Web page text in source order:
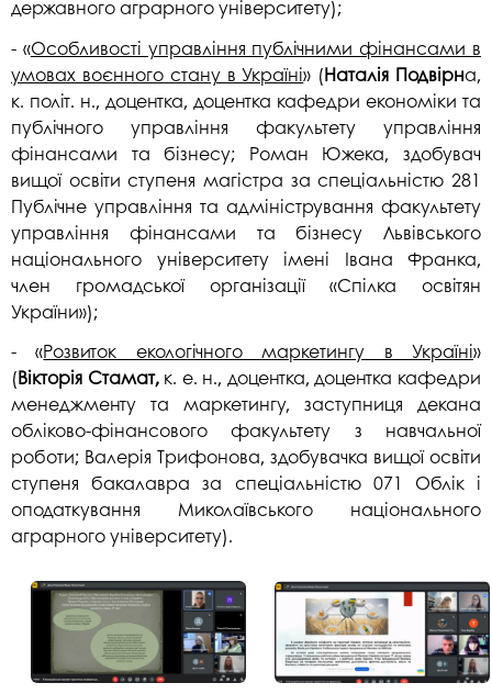
державного аграрного університету);
- «Особливості управління публічними фінансами в
умовах воєнного стану в Україні» (Наталія Подвірна,
к. політ. н., доцентка, доцентка кафедри економіки та
публічного управління факультету управління
фінансами та бізнесу; Роман Южека, здобувач
вищої освіти ступеня магістра за спеціальністю 281
Публічне управління та адміністрування факультету
управління фінансами та бізнесу Львівського
національного університету імені Івана Франка,
член громадської організації «Спілка освітян
України»);
- «Розвиток екологічного маркетингу в Україні»
(Вікторія Стамат,к. е. н., доцентка, доцентка кафедри
менеджменту та маркетингу, заступниця декана
обліково-фінансового факультету з навчальної
роботи; Валерія Трифонова, здобувачка вищої освіти
ступеня бакалавра за спеціальністю 071 Облік і
оподаткування Миколаївського національного
аграрного університету).